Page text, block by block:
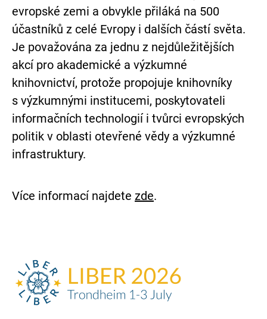
evropské zemi a obvykle přiláká na 500
účastníků z celé Evropy i dalších částí světa.
Je považována za jednu z nejdůležitějších
akcí pro akademické a výzkumné
knihovnictví, protože propojuje knihovníky
s výzkumnými institucemi, poskytovateli
informačních technologií i tvůrci evropských
politik v oblasti otevřené vědy a výzkumné
infrastruktury.
Více informací najdete zde.